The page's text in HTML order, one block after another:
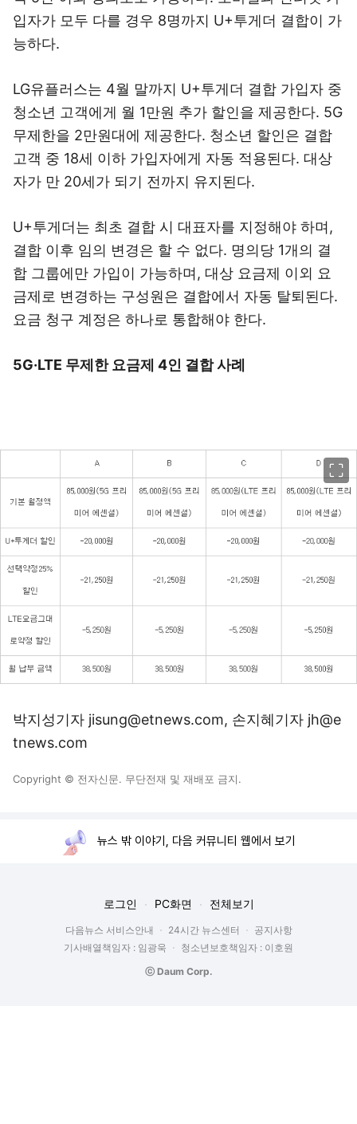
입자가 모두 다를 경우 8명까지 U+투게더 결합이 가
능하다.
LG유플러스는 4월 말까지 U+투게더 결합 가입자 중
청소년 고객에게 월 1만원 추가 할인을 제공한다. 5G
무제한을 2만원대에 제공한다. 청소년 할인은 결합
고객 중 18세 이하 가입자에게 자동 적용된다. 대상
자가 만 20세가 되기 전까지 유지된다.
U+투게더는 최초 결합 시 대표자를 지정해야 하며,
결합 이후 임의 변경은 할 수 없다. 명의당 1개의 결
합 그룹에만 가입이 가능하며, 대상 요금제 이외 요
금제로 변경하는 구성원은 결합에서 자동 탈퇴된다.
요금 청구 계정은 하나로 통합해야 한다.
5G·LTE 무제한 요금제 4인 결합 사례
박지성기자 jisung@etnews.com, 손지혜기자 jh@e
tnews.com
Copyright © 전자신문. 무단전재 및 재배포 금지.
뉴스 밖 이야기, 다음 커뮤니티 웹에서 보기
로그인 PC화면 전체보기
다음뉴스 서비스안내 24시간 뉴스센터
공지사항
기사배열책임자 : 임광욱
청소년보호책임자 : 이호원
ⓒ Daum Corp.